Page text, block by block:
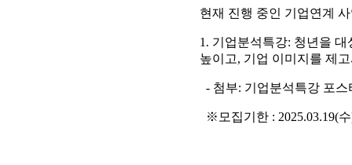
현재 진행 중인 기업연계
1. 기업분석특강: 청년을
높이고, 기업 이미지를 제
- 첨부: 기업분석특강 포
※모집기한 : 2025.03.19(